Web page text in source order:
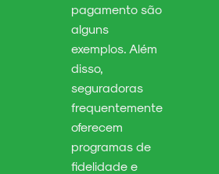
pagamento são
alguns
exemplos. Além
disso,
seguradoras
frequentemente
oferecem
programas de
fidelidade e